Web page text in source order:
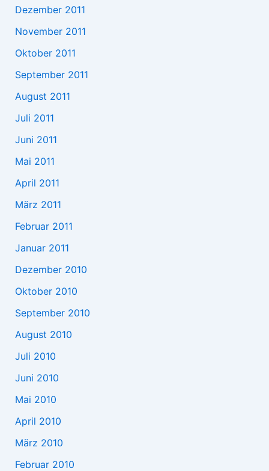
Dezember 2011
November 2011
Oktober 2011
September 2011
August 2011
Juli 2011
Juni 2011
Mai 2011
April 2011
März 2011
Februar 2011
Januar 2011
Dezember 2010
Oktober 2010
September 2010
August 2010
Juli 2010
Juni 2010
Mai 2010
April 2010
März 2010
Februar 2010